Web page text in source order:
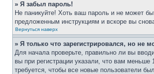
» Я забыл пароль!
Не паникуйте! Хоть ваш пароль и не может
предложенным инструкциям и вскоре вы
Вернуться наверх
» Я только что зарегистрировался, но не
Для начала проверьте, правильно ли вы
вы при регистрации указали, что вам
требуется, чтобы все новые пользователи